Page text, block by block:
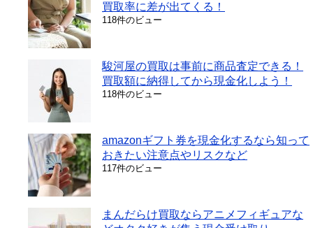
買取率に差が出てくる！
118件のビュー
駿河屋の買取は事前に商品査定できる！
買取額に納得してから現金化しよう！
118件のビュー
amazonギフト券を現金化するなら知って
おきたい注意点やリスクなど
117件のビュー
まんだらけ買取ならアニメフィギュアな